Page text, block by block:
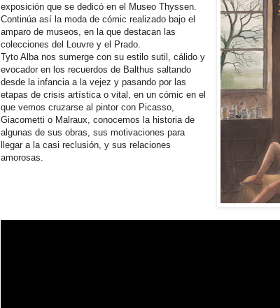
exposición que se dedicó en el Museo Thyssen.
Continúa así la moda de cómic realizado bajo el
amparo de museos, en la que destacan las
colecciones del Louvre y el Prado.
Tyto Alba nos sumerge con su estilo sutil, cálido y
evocador en los recuerdos de Balthus saltando
desde la infancia a la vejez y pasando por las
etapas de crisis artística o vital, en un cómic en el
que vemos cruzarse al pintor con Picasso,
Giacometti o Malraux, conocemos la historia de
algunas de sus obras, sus motivaciones para
llegar a la casi reclusión, y sus relaciones
amorosas.